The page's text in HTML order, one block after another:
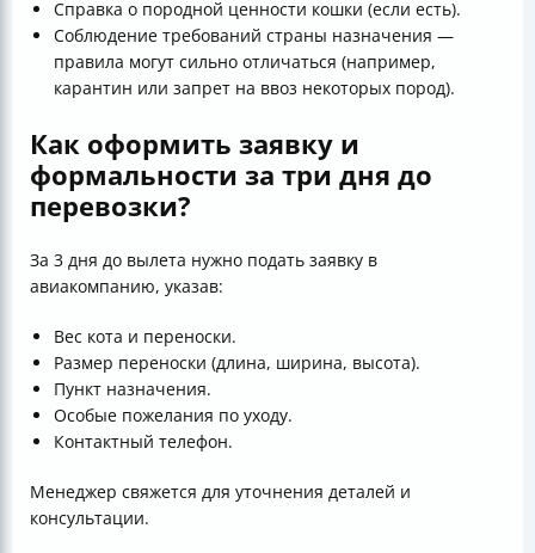
Справка о породной ценности кошки (если есть).
Соблюдение требований страны назначения —
правила могут сильно отличаться (например,
карантин или запрет на ввоз некоторых пород).
Как оформить заявку и
формальности за три дня до
перевозки?
За 3 дня до вылета нужно подать заявку в
авиакомпанию, указав:
Вес кота и переноски.
Размер переноски (длина, ширина, высота).
Пункт назначения.
Особые пожелания по уходу.
Контактный телефон.
Менеджер свяжется для уточнения деталей и
консультации.